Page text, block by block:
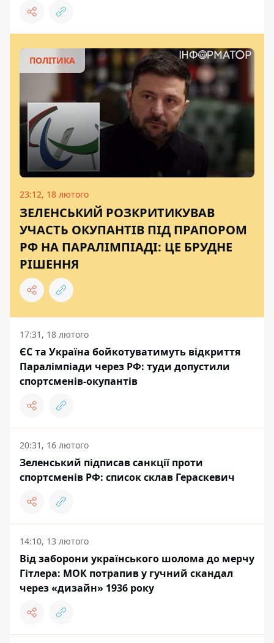
ПОЛІТИКА
23:12, 18 лютого
ЗЕЛЕНСЬКИЙ РОЗКРИТИКУВАВ
УЧАСТЬ ОКУПАНТІВ ПІД ПРАПОРОМ
РФ НА ПАРАЛІМПІАДІ: ЦЕ БРУДНЕ
РІШЕННЯ
17:31, 18 лютого
ЄС та Україна бойкотуватимуть відкриття
Паралімпіади через РФ: туди допустили
спортсменів-окупантів
20:31, 16 лютого
Зеленський підписав санкції проти
спортсменів РФ: список склав Гераскевич
14:10, 13 лютого
Від заборони українського шолома до мерчу
Гітлера: МОК потрапив у гучний скандал
через «дизайн» 1936 року